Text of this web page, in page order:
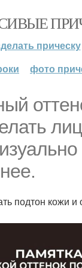
прическу
фото
подтон кожи и